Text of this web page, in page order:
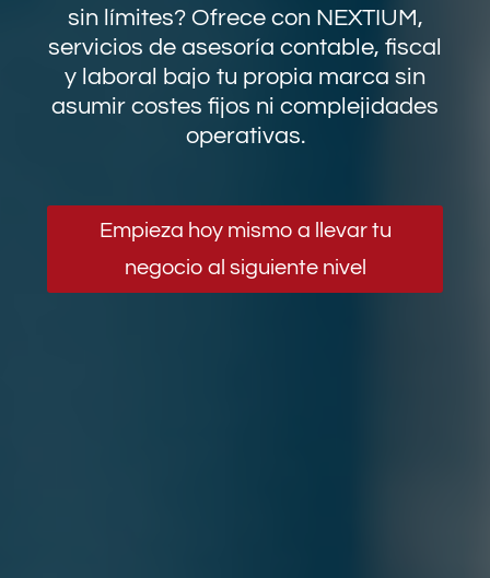
sin límites? Ofrece con NEXTIUM,
servicios de asesoría contable, fiscal
y laboral bajo tu propia marca sin
asumir costes fijos ni complejidades
operativas.
Empieza hoy mismo a llevar tu
negocio al siguiente nivel